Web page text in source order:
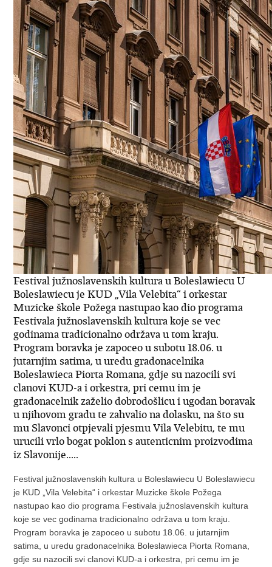
Festival južnoslavenskih kultura u Boleslawiecu U
Boleslawiecu je KUD „Vila Velebita“ i orkestar
Muzicke škole Požega nastupao kao dio programa
Festivala južnoslavenskih kultura koje se vec
godinama tradicionalno održava u tom kraju.
Program boravka je zapoceo u subotu 18.06. u
jutarnjim satima, u uredu gradonacelnika
Boleslawieca Piorta Romana, gdje su nazocili svi
clanovi KUD-a i orkestra, pri cemu im je
gradonacelnik zaželio dobrodošlicu i ugodan boravak
u njihovom gradu te zahvalio na dolasku, na što su
mu Slavonci otpjevali pjesmu Vila Velebitu, te mu
urucili vrlo bogat poklon s autenticnim proizvodima
iz Slavonije.....
Festival južnoslavenskih kultura u Boleslawiecu U Boleslawiecu
je KUD „Vila Velebita“ i orkestar Muzicke škole Požega
nastupao kao dio programa Festivala južnoslavenskih kultura
koje se vec godinama tradicionalno održava u tom kraju.
Program boravka je zapoceo u subotu 18.06. u jutarnjim
satima, u uredu gradonacelnika Boleslawieca Piorta Romana,
gdje su nazocili svi clanovi KUD-a i orkestra, pri cemu im je